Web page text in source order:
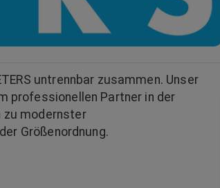
untrennbar zusammen. Unser
professionellen Partner in der
zu modernster
Größenordnung.